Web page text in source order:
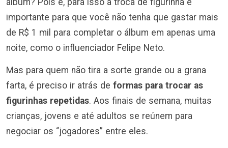
álbum? Pois é, para isso a troca de figurinha é
importante para que você não tenha que gastar mais
de R$ 1 mil para completar o álbum em apenas uma
noite, como o influenciador Felipe Neto.
Mas para quem não tira a sorte grande ou a grana
farta, é preciso ir atrás de formas para trocar as
figurinhas repetidas. Aos finais de semana, muitas
crianças, jovens e até adultos se reúnem para
negociar os “jogadores” entre eles.